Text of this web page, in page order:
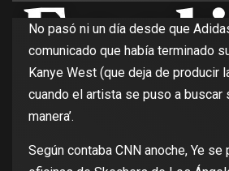
No pasó ni un día desde que
comunicado que había terminado
Kanye West (que deja de producir
cuando el artista se puso a buscar
manera’.
Según contaba CNN anoche, Ye